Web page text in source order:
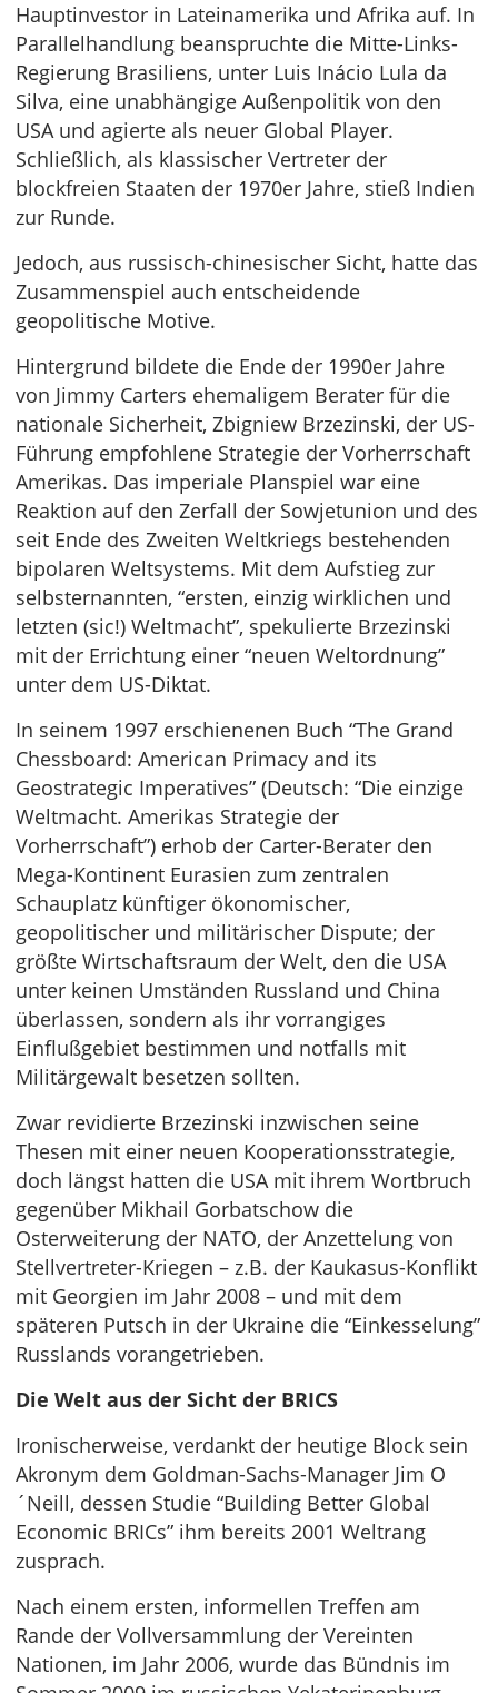
Hauptinvestor in Lateinamerika und Afrika auf. In
Parallelhandlung beanspruchte die Mitte-Links-
Regierung Brasiliens, unter Luis Inácio Lula da
Silva, eine unabhängige Außenpolitik von den
USA und agierte als neuer Global Player.
Schließlich, als klassischer Vertreter der
blockfreien Staaten der 1970er Jahre, stieß Indien
zur Runde.
Jedoch, aus russisch-chinesischer Sicht, hatte das
Zusammenspiel auch entscheidende
geopolitische Motive.
Hintergrund bildete die Ende der 1990er Jahre
von Jimmy Carters ehemaligem Berater für die
nationale Sicherheit, Zbigniew Brzezinski, der US-
Führung empfohlene Strategie der Vorherrschaft
Amerikas. Das imperiale Planspiel war eine
Reaktion auf den Zerfall der Sowjetunion und des
seit Ende des Zweiten Weltkriegs bestehenden
bipolaren Weltsystems. Mit dem Aufstieg zur
selbsternannten, “ersten, einzig wirklichen und
letzten (sic!) Weltmacht”, spekulierte Brzezinski
mit der Errichtung einer “neuen Weltordnung”
unter dem US-Diktat.
In seinem 1997 erschienenen Buch “The Grand
Chessboard: American Primacy and its
Geostrategic Imperatives” (Deutsch: “Die einzige
Weltmacht. Amerikas Strategie der
Vorherrschaft”) erhob der Carter-Berater den
Mega-Kontinent Eurasien zum zentralen
Schauplatz künftiger ökonomischer,
geopolitischer und militärischer Dispute; der
größte Wirtschaftsraum der Welt, den die USA
unter keinen Umständen Russland und China
überlassen, sondern als ihr vorrangiges
Einflußgebiet bestimmen und notfalls mit
Militärgewalt besetzen sollten.
Zwar revidierte Brzezinski inzwischen seine
Thesen mit einer neuen Kooperationsstrategie,
doch längst hatten die USA mit ihrem Wortbruch
gegenüber Mikhail Gorbatschow die
Osterweiterung der NATO, der Anzettelung von
Stellvertreter-Kriegen – z.B. der Kaukasus-Konflikt
mit Georgien im Jahr 2008 – und mit dem
späteren Putsch in der Ukraine die “Einkesselung”
Russlands vorangetrieben.
Die Welt aus der Sicht der BRICS
Ironischerweise, verdankt der heutige Block sein
Akronym dem Goldman-Sachs-Manager Jim O
´Neill, dessen Studie “Building Better Global
Economic BRICs” ihm bereits 2001 Weltrang
zusprach.
Nach einem ersten, informellen Treffen am
Rande der Vollversammlung der Vereinten
Nationen, im Jahr 2006, wurde das Bündnis im